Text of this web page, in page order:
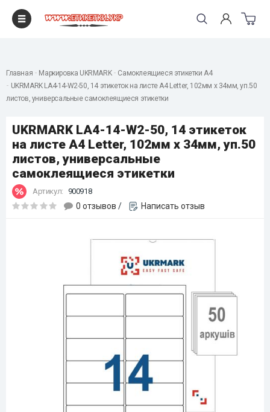
Главная Маркировка UKRMARK
Самоклеящиеся этикетки А4
UKRMARK LA4-14-W2-50, 14 этикеток на листе А4 Letter, 102мм х 34мм, уп.50
листов, универсальные самоклеящиеся этикетки
UKRMARK LA4-14-W2-50, 14 этикеток
на листе А4 Letter, 102мм х 34мм, уп.50
листов, универсальные
самоклеящиеся этикетки
Артикул: 900918
0 отзывов / Написать отзыв